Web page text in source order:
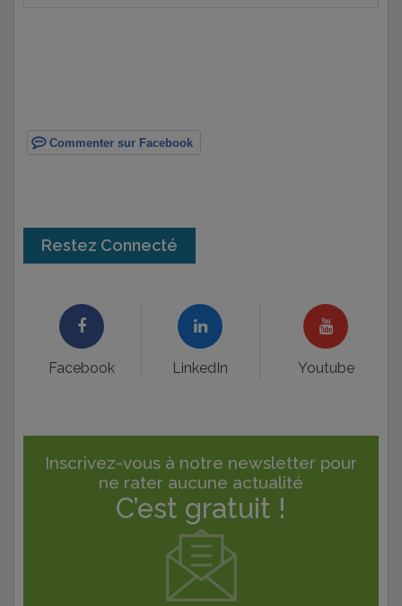
Commenter sur Facebook
Restez Connecté
Facebook LinkedIn Youtube
Inscrivez-vous à notre newsletter pour
ne rater aucune actualité
C’est gratuit !